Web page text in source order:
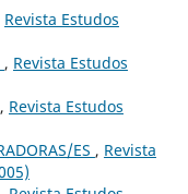
Revista Estudos
, Revista Estudos
, Revista Estudos
ES , Revista